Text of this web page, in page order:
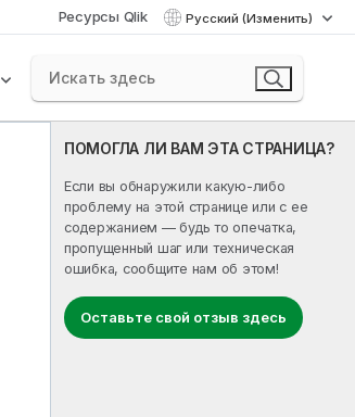
Ресурсы Qlik Русский (Изменить)
ПОМОГЛА ЛИ ВАМ ЭТА СТРАНИЦА?
Если вы обнаружили какую-либо
проблему на этой странице или с ее
содержанием — будь то опечатка,
пропущенный шаг или техническая
ошибка, сообщите нам об этом!
Оставьте свой отзыв здесь